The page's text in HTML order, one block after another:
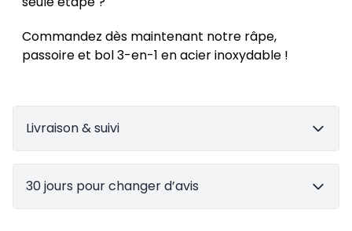
Commandez dès maintenant notre râpe,
passoire et bol 3-en-1 en acier inoxydable !
Livraison & suivi
30 jours pour changer d’avis